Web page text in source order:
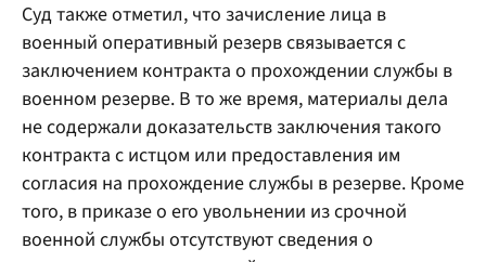
Суд также отметил, что зачисление лица в
военный оперативный резерв связывается с
заключением контракта о прохождении службы в
военном резерве. В то же время, материалы дела
не содержали доказательств заключения такого
контракта с истцом или предоставления им
согласия на прохождение службы в резерве. Кроме
того, в приказе о его увольнении из срочной
военной службы отсутствуют сведения о